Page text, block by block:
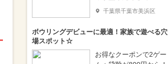
千葉県千葉市美浜区
ボウリングデビューに最適！家族で遊べる穴
場スポット☆
お得なクーポンで2ゲー